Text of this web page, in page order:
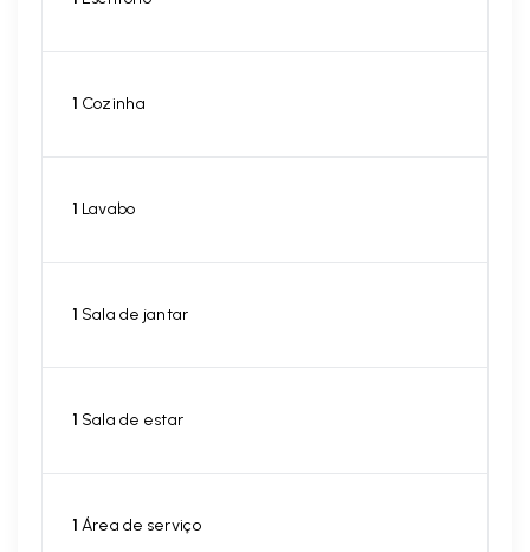
1 Cozinha
1 Lavabo
1 Sala de jantar
1 Sala de estar
1 Área de serviço